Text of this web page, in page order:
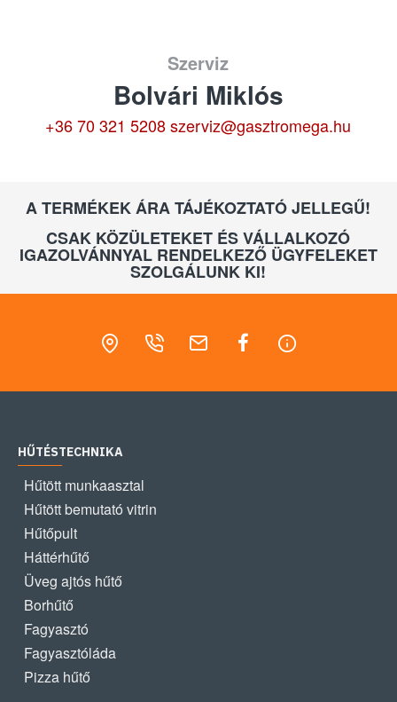
Szerviz
Bolvári Miklós
+36 70 321 5208 szerviz@gasztromega.hu
A TERMÉKEK ÁRA TÁJÉKOZTATÓ JELLEGŰ!
CSAK KÖZÜLETEKET ÉS VÁLLALKOZÓ
IGAZOLVÁNNYAL RENDELKEZŐ ÜGYFELEKET
SZOLGÁLUNK KI!
HŰTÉSTECHNIKA
Hűtött munkaasztal
Hűtött bemutató vitrin
Hűtőpult
Háttérhűtő
Üveg ajtós hűtő
Borhűtő
Fagyasztó
Fagyasztóláda
Pizza hűtő